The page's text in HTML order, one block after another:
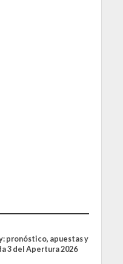
pronóstico, apuestas y
3 del Apertura 2026